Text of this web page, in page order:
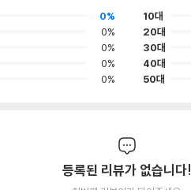
0%
0%
0%
0%
0%
10대
20대
30대
40대
50대
등록된 리뷰가 없습니다!